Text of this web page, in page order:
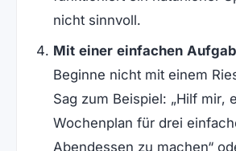
nicht sinnvoll.
Mit einer einfachen
Beginne nicht mit einem
Sag zum Beispiel: „Hilf mir,
Wochenplan für drei
Abendessen zu machen“